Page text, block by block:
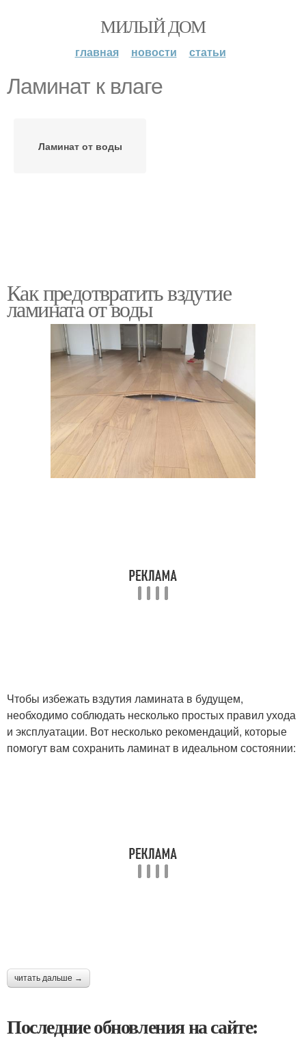
МИЛЫЙ ДОМ
главная новости статьи
Ламинат к влаге
Ламинат от воды
Как предотвратить вздутие
ламината от воды
Чтобы избежать вздутия ламината в будущем,
необходимо соблюдать несколько простых правил ухода
и эксплуатации. Вот несколько рекомендаций, которые
помогут вам сохранить ламинат в идеальном состоянии:
читать дальше →
Последние обновления на сайте: